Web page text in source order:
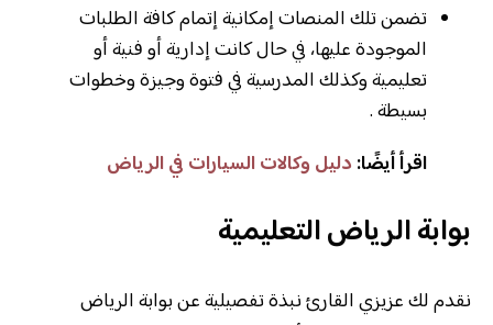
تضمن تلك المنصات إمكانية إتمام كافة الطلبات
الموجودة عليها، في حال كانت إدارية أو فنية أو
تعليمية وكذلك المدرسية في فتوة وجيزة وخطوات
بسيطة .
اقرأ أيضًا: دليل وكالات السيارات في الرياض
بوابة الرياض التعليمية
نقدم لك عزيزي القارئ نبذة تفصيلية عن بوابة الرياض